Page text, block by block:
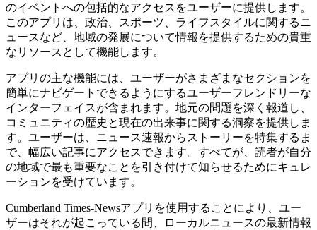
のイベントへの包括的なアクセスをユーザーに提供します。
このアプリは、政治、スポーツ、ライフスタイルに関するニ
ュースなど、地域の発展について情報を提供するための貴重
なリソースとして機能します。
アプリの主な機能には、ユーザーがさまざまなセクションを
簡単にナビゲートできるようにするユーザーフレンドリーな
インターフェイスが含まれます。地元の問題を深く報道し、
コミュニティの歴史と現在の出来事に関する洞察を提供しま
す。ユーザーは、ニュース速報からストーリーを特集するま
で、幅広い記事にアクセスできます。すべてが、読者が自分
の地域で最も重要なことを引き付けて知らせるためにキュレ
ーションを受けています。
Cumberland Times-Newsアプリを使用することにより、ユー
ザーはそれが起こっている間、ローカルニュースの最新情報